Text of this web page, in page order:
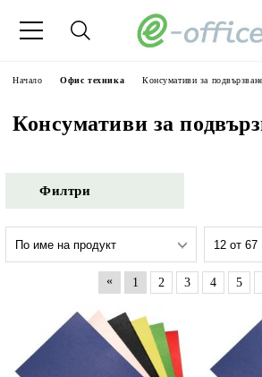
Начало Офис техника Консумативи за подвързване
Консумативи за
Филтри
« 1 2 3 4 5